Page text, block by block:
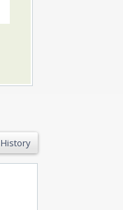
History